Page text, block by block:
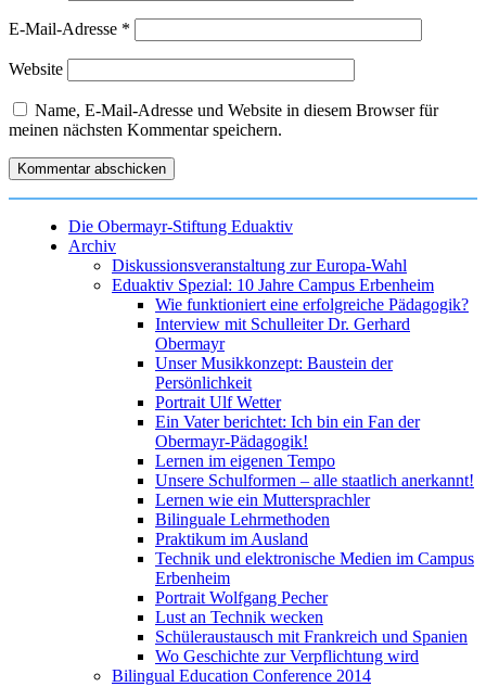
E-Mail-Adresse *
Website
Name, E-Mail-Adresse und Website in diesem Browser für
meinen nächsten Kommentar speichern.
Die Obermayr-Stiftung Eduaktiv
Archiv
Diskussionsveranstaltung zur Europa-Wahl
Eduaktiv Spezial: 10 Jahre Campus Erbenheim
Wie funktioniert eine erfolgreiche Pädagogik?
Interview mit Schulleiter Dr. Gerhard
Obermayr
Unser Musikkonzept: Baustein der
Persönlichkeit
Portrait Ulf Wetter
Ein Vater berichtet: Ich bin ein Fan der
Obermayr-Pädagogik!
Lernen im eigenen Tempo
Unsere Schulformen – alle staatlich anerkannt!
Lernen wie ein Muttersprachler
Bilinguale Lehrmethoden
Praktikum im Ausland
Technik und elektronische Medien im Campus
Erbenheim
Portrait Wolfgang Pecher
Lust an Technik wecken
Schüleraustausch mit Frankreich und Spanien
Wo Geschichte zur Verpflichtung wird
Bilingual Education Conference 2014